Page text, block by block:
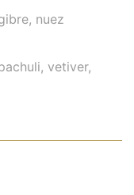
nuez
vetiver,